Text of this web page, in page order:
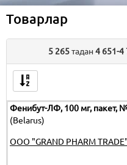
Товарлар
5 265тадан 4 651-4
Фенибут-ЛФ, 100 мг, пакет,
(Belarus)
OOO "GRAND PHARM